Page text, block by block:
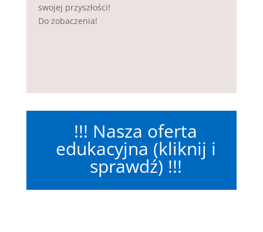
swojej przyszłości!
Do zobaczenia!
!!! Nasza oferta
edukacyjna (kliknij i
sprawdź) !!!